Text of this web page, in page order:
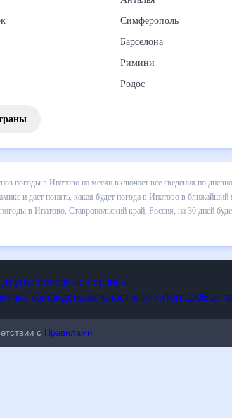
Симферополь
Барселона
Римини
Родос
30 дней. Этот прогноз погоды в Ипатово на
визуализация прогноза покажет все
изменениям нужно быть готовым и как
Россия, на 30 дней будет полезен всем, в
и другие полезные сервисы
сПравилами